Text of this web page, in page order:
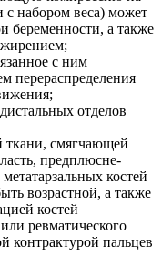
с набором веса) может
беременности, а также
с ним
перераспределения
отделов
смягчающей
предплюсне-
костей
возрастной, а также
костей
ревматического
контрактурой пальцев